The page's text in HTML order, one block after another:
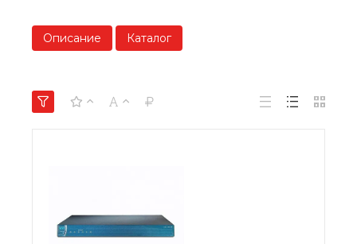
Описание Каталог